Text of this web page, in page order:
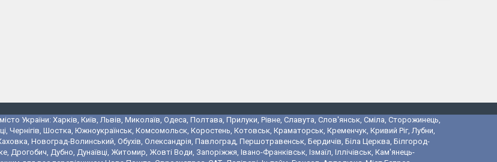
України: Харків, Київ, Львів, Миколаїв, Одеса, Полтава, Прилуки, Рівне, Славута, Слов'янськ, Сміла, Сторожинець,
Чернігів, Шостка, Южноукраїнськ, Комсомольск, Коростень, Котовськ, Краматорськ, Кременчук, Кривий Ріг, Лубни,
Новоград-Волинський, Обухів, Олександрія, Павлоград, Першотравенськ, Бердичів, Біла Церква, Білгород-
Дрогобич, Дубно, Дунаївці, Житомир, Жовті Води, Запоріжжя, Івано-Франківськ, Ізмаїл, Іллічівськ, Кам'янець-